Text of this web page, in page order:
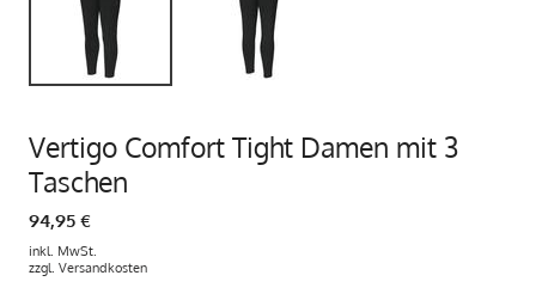
Vertigo Comfort Tight Damen mit 3
Taschen
94,95 €
inkl. MwSt.
zzgl. Versandkosten